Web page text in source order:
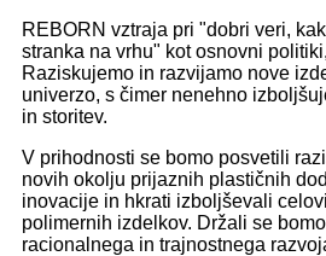
REBORN vztraja pri "dobri veri,
stranka na vrhu" kot osnovni
Raziskujemo in razvijamo nove
univerzo, s čimer nenehno
in storitev.
V prihodnosti se bomo posvetili
novih okolju prijaznih plastičnih
inovacije in hkrati izboljševali
polimernih izdelkov. Držali se
racionalnega in trajnostnega